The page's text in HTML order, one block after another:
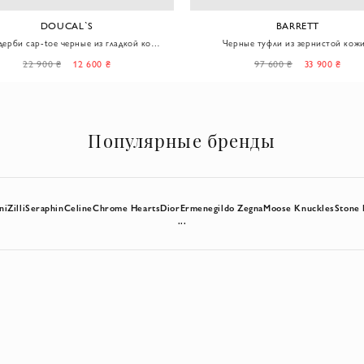
DOUCAL`S
cap-toe черные из гладкой кожи
22 900 ₴ 12 600 ₴
BARRETT
Черные туфли из зернистой
97 600 ₴ 33 900 ₴
Популярные бренды
ZilliSeraphinCelineChrome HeartsDiorErmenegildo ZegnaMoose KnucklesStone
...